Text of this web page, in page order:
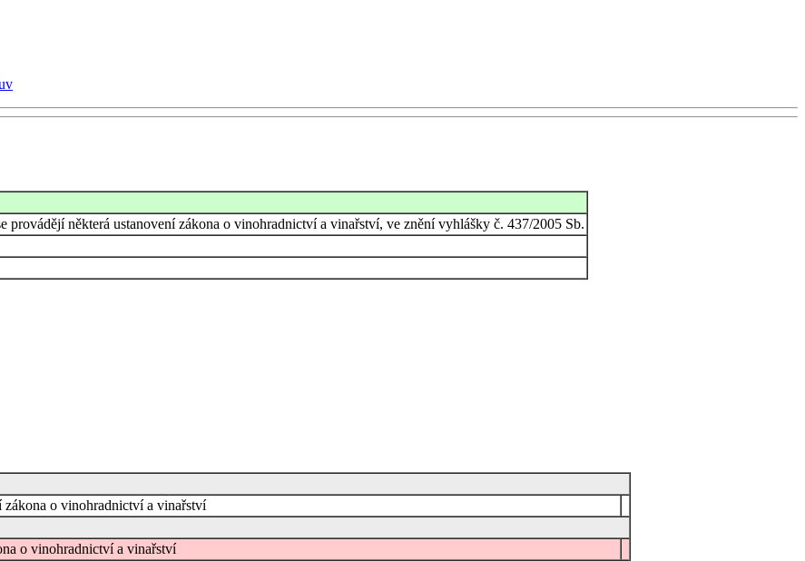
provádějí některá ustanovení zákona o vinohradnictví a vinařství, ve znění vyhlášky č. 437/2005 Sb.
zákona o vinohradnictví a vinařství
o vinohradnictví a vinařství